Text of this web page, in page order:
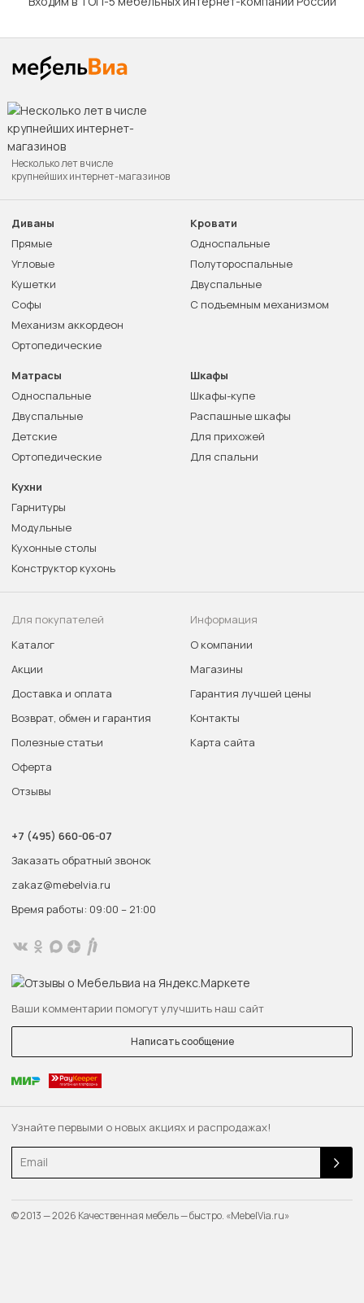
Узнайте первыми о новых акциях и распродажах!
Email
Несколько лет в числе
крупнейших интернет-магазинов
Диваны
Прямые
Угловые
Кушетки
Софы
Механизм аккордеон
Ортопедические
Кровати
Односпальные
Полутороспальные
Двуспальные
С подъемным механизмом
Матрасы
Односпальные
Двуспальные
Детские
Ортопедические
Шкафы
Шкафы-купе
Распашные шкафы
Для прихожей
Для спальни
Кухни
Гарнитуры
Модульные
Кухонные столы
Конструктор кухонь
Для покупателей
Каталог
Акции
Доставка и оплата
Возврат, обмен и гарантия
Полезные статьи
Оферта
Отзывы
Информация
О компании
Магазины
Гарантия лучшей цены
Контакты
Карта сайта
+7 (495) 660-06-07
Заказать обратный звонок
zakaz@mebelvia.ru
Время работы: 09:00 – 21:00
Ваши комментарии помогут улучшить наш сайт
Написать сообщение
© 2013 — 2026 Качественная мебель — быстро. «MebelVia.ru»